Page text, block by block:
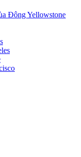
Đông Yellowstone